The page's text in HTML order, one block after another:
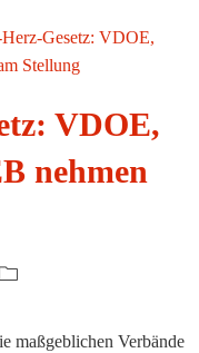
VDOE,
nehmen
Beitrags-
maßgeblichen Verbände